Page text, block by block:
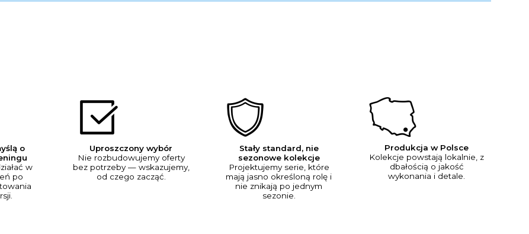
o
w
po
Uproszczony wybór
Nie rozbudowujemy oferty
bez potrzeby — wskazujemy,
od czego zacząć.
Stały standard, nie
sezonowe kolekcje
Projektujemy serie, które
mają jasno określoną rolę i
nie znikają po jednym
sezonie.
Produkcja w Polsce
Kolekcje powstają lokalnie, z
dbałością o jakość
wykonania i detale.